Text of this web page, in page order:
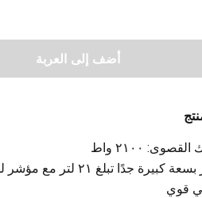
أضف إلى العربة
٢١٠٠ واط
جدًا تبلغ ٢١ لتر مع مؤشر للغبار
قوي